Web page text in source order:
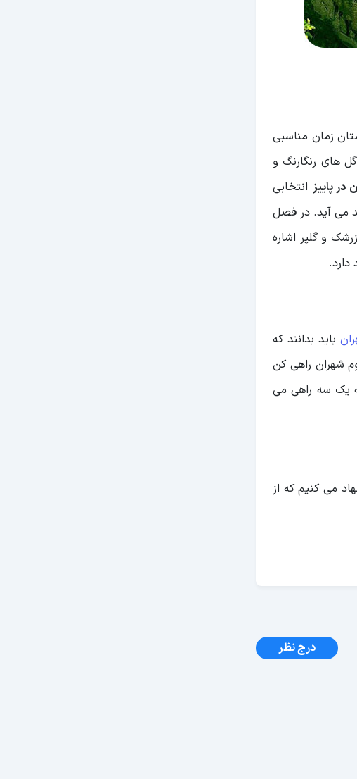
زمان مناسبی
های رنگارنگ و
در پاییز انتخابی
می آید. در فصل
و گلپر اشاره
باید بدانند که
شهران راهی کن
داوود ادامه دهید؛ پس از طی کردن حدود 10 کیلومتر، به یک سه راهی می
می کنیم که از
درج نظر